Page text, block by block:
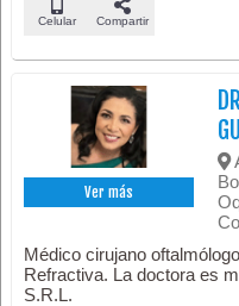
Celular Compartir
Ver más
Médico cirujano
Refractiva. La doctora es
S.R.L.